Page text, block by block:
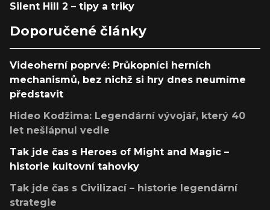
Silent Hill 2 – tipy a triky
Doporučené články
Videoherní poprvé: Průkopníci herních
mechanismů, bez nichž si hry dnes neumíme
představit
Hideo Kodžima: Legendární vývojář, který 40
let nešlápnul vedle
Tak jde čas s Heroes of Might and Magic –
historie kultovní tahovky
Tak jde čas s Civilizací – historie legendární
strategie